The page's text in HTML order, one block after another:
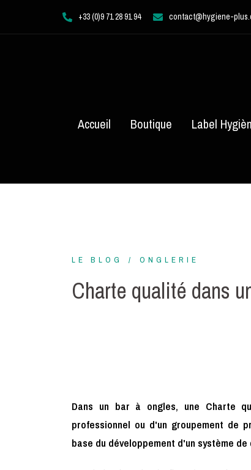
+33 (0)9 71 28 91 94 contact@hygiene-
Accueil
Boutique Label
LE BLOG ONGLERIE
Charte qualité dans
Dans un bar à ongles, une Charte
professionnel ou d'un groupement de
base du développement d'un système de